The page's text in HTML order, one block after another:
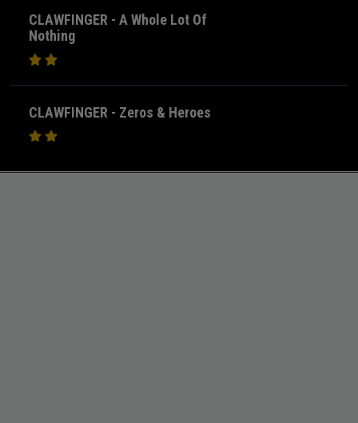
CLAWFINGER - A Whole Lot Of
Nothing
CLAWFINGER - Zeros & Heroes